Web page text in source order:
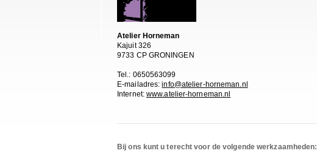
Atelier Horneman
Kajuit 326
9733 CP GRONINGEN
Tel.: 0650563099
E-mailadres:info@atelier-horneman.nl
Internet: www.atelier-horneman.nl
Bij ons kunt u terecht voor de volgende werkzaamheden: